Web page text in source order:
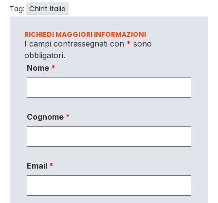
Tag: Chint Italia
RICHIEDI MAGGIORI INFORMAZIONI
I campi contrassegnati con * sono
obbligatori.
Nome *
Cognome *
Email *